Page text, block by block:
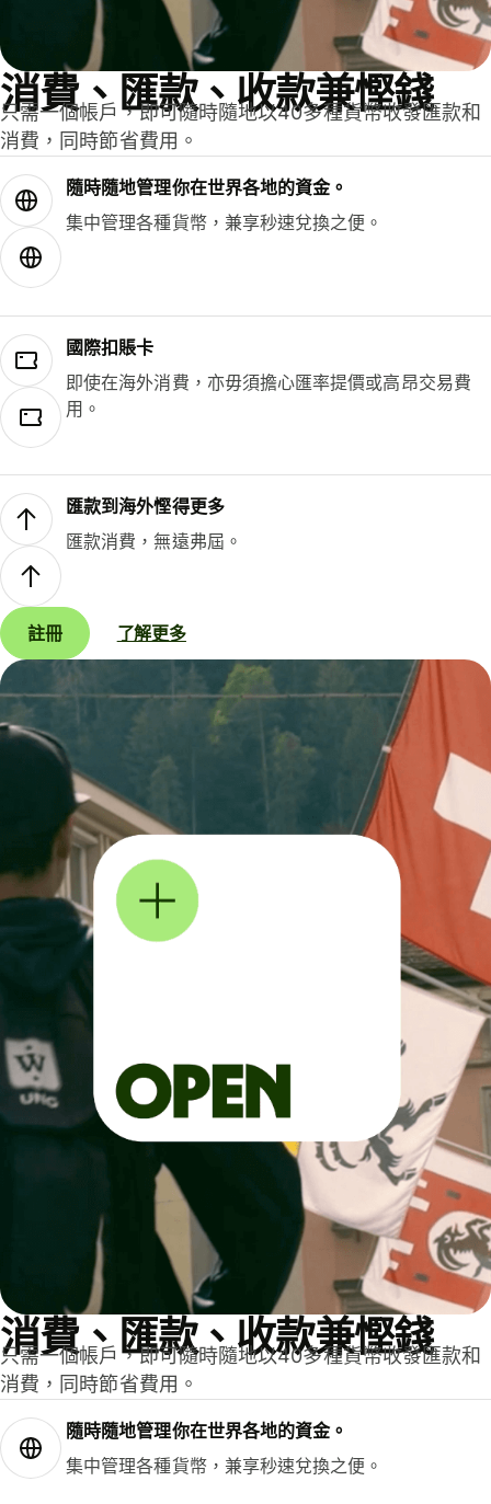
消費、匯款、收款兼慳錢
只需一個帳戶，即可隨時隨地以40多種貨幣收發匯款和
消費，同時節省費用。
隨時隨地管理你在世界各地的資金。
集中管理各種貨幣，兼享秒速兌換之便。
國際扣賬卡
即使在海外消費，亦毋須擔心匯率提價或高昂交易費
用。
匯款到海外慳得更多
匯款消費，無遠弗屆。
註冊 了解更多
消費、匯款、收款兼慳錢
只需一個帳戶，即可隨時隨地以40多種貨幣收發匯款和
消費，同時節省費用。
隨時隨地管理你在世界各地的資金。
集中管理各種貨幣，兼享秒速兌換之便。